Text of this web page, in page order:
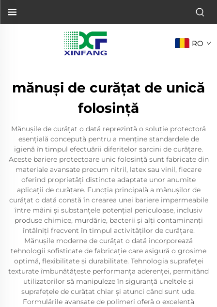
RO
mănuși de curățat de unică
folosință
Mănușile de curățat o dată reprezintă o soluție protectoră
esențială concepută pentru a menține standardele de
igienă în timpul efectuării diferitelor sarcini de curățare.
Aceste bariere protectoare unic folosință sunt fabricate din
materiale avansate precum nitril, latex sau vinil, fiecare
oferind proprietăți distincte adaptate unor anumite
aplicații de curățare. Funcția principală a mănușilor de
curățat o dată constă în crearea unei bariere impermeabile
între mâini și substanțele potențial periculoase, inclusiv
produse chimice, murdărie, bacterii și alți contaminanți
întâlniți frecvent în timpul activităților de curățare.
Mănușile moderne de curățat o dată incorporează
tehnologii sofisticate de fabricație care asigură o grosime
optimă, flexibilitate și durabilitate. Tehnologia suprafeței
texturate îmbunătățește performanța aderenței, permițând
utilizatorilor să manipuleze în siguranță uneltele și
suprafețele de curățat chiar și atunci când sunt ude.
Formulările avansate de polimeri oferă o excelentă